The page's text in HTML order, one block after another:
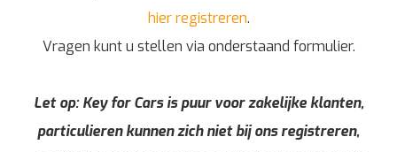
hier registreren.
Vragen kunt u stellen via onderstaand formulier.
Let op: Key for Cars is puur voor zakelijke klanten,
particulieren kunnen zich niet bij ons registreren,